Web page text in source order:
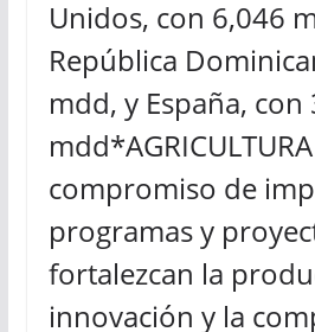
Unidos, con 6,046
República
mdd, y España, con
compromiso de
programas y
fortalezcan la
innovación y la